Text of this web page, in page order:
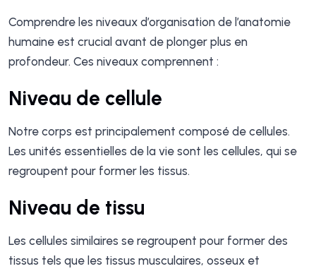
Comprendre les niveaux d’organisation de l’anatomie
humaine est crucial avant de plonger plus en
profondeur. Ces niveaux comprennent :
Niveau de cellule
Notre corps est principalement composé de cellules.
Les unités essentielles de la vie sont les cellules, qui se
regroupent pour former les tissus.
Niveau de tissu
Les cellules similaires se regroupent pour former des
tissus tels que les tissus musculaires, osseux et